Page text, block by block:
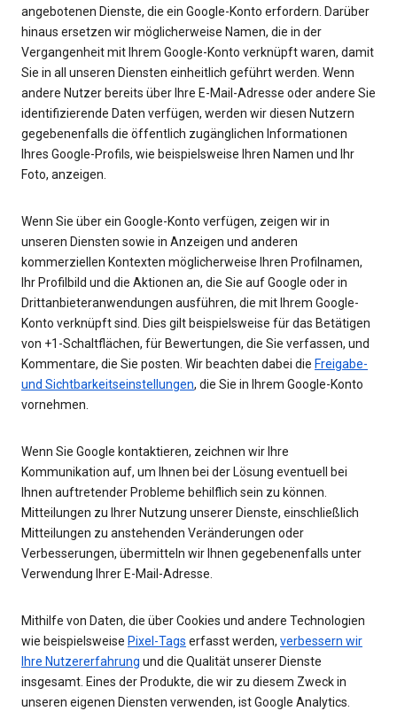
angebotenen Dienste, die ein Google-Konto erfordern. Darüber
hinaus ersetzen wir möglicherweise Namen, die in der
Vergangenheit mit Ihrem Google-Konto verknüpft waren, damit
Sie in all unseren Diensten einheitlich geführt werden. Wenn
andere Nutzer bereits über Ihre E-Mail-Adresse oder andere Sie
identifizierende Daten verfügen, werden wir diesen Nutzern
gegebenenfalls die öffentlich zugänglichen Informationen
Ihres Google-Profils, wie beispielsweise Ihren Namen und Ihr
Foto, anzeigen.
Wenn Sie über ein Google-Konto verfügen, zeigen wir in
unseren Diensten sowie in Anzeigen und anderen
kommerziellen Kontexten möglicherweise Ihren Profilnamen,
Ihr Profilbild und die Aktionen an, die Sie auf Google oder in
Drittanbieteranwendungen ausführen, die mit Ihrem Google-
Konto verknüpft sind. Dies gilt beispielsweise für das Betätigen
von +1-Schaltflächen, für Bewertungen, die Sie verfassen, und
Kommentare, die Sie posten. Wir beachten dabei die Freigabe-
und Sichtbarkeitseinstellungen, die Sie in Ihrem Google-Konto
vornehmen.
Wenn Sie Google kontaktieren, zeichnen wir Ihre
Kommunikation auf, um Ihnen bei der Lösung eventuell bei
Ihnen auftretender Probleme behilflich sein zu können.
Mitteilungen zu Ihrer Nutzung unserer Dienste, einschließlich
Mitteilungen zu anstehenden Veränderungen oder
Verbesserungen, übermitteln wir Ihnen gegebenenfalls unter
Verwendung Ihrer E-Mail-Adresse.
Mithilfe von Daten, die über Cookies und andere Technologien
wie beispielsweise Pixel-Tags erfasst werden, verbessern wir
Ihre Nutzererfahrung und die Qualität unserer Dienste
insgesamt. Eines der Produkte, die wir zu diesem Zweck in
unseren eigenen Diensten verwenden, ist Google Analytics.